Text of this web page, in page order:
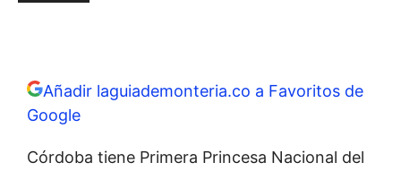
Añadir laguiademonteria.co a Favoritos de
Google
Córdoba tiene Primera Princesa Nacional del